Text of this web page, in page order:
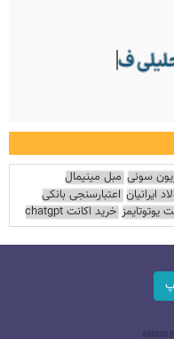
سونی مبل مینیمال
ایرانیان اعتبارسنجی بانکی
یوتوتایمز خرید اکانت chatgpt